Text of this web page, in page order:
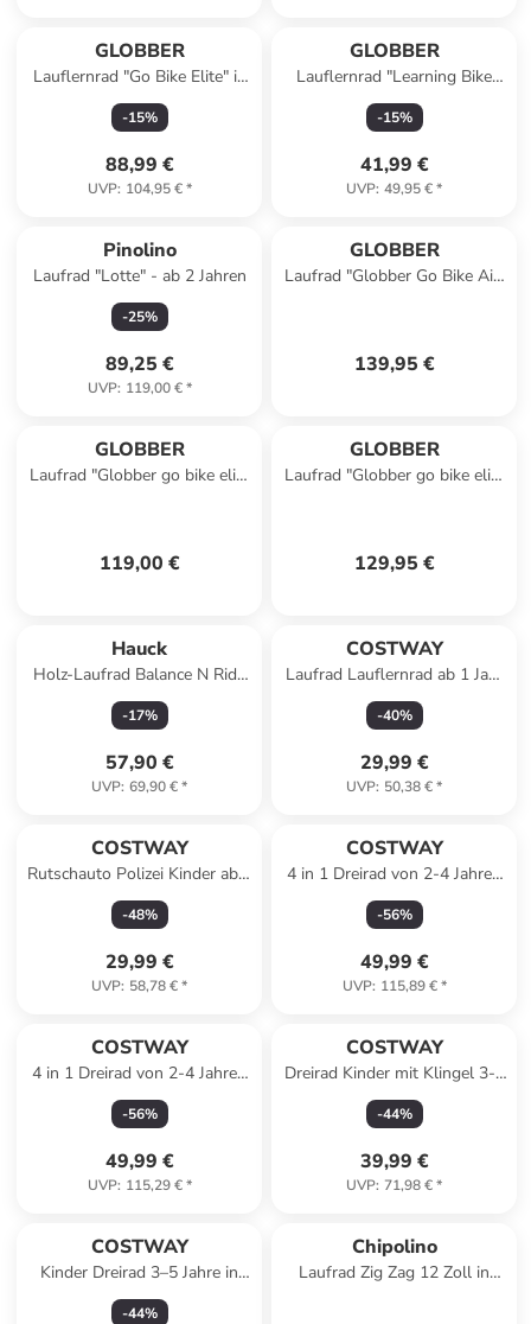
GLOBBER
Lauflernrad "Go Bike Elite" in
Türkis - ab 2 Jahren
-15%
88,99 €
UVP: 104,95 €*
GLOBBER
Lauflernrad "Learning Bike
Eco"
-15%
41,99 €
UVP: 49,95 €*
Pinolino
Laufrad "Lotte" - ab 2 Jahren
-25%
89,25 €
UVP: 119,00 €*
GLOBBER
Laufrad "Globber Go Bike Air"
139,95 €
GLOBBER
Laufrad "Globber go bike elite
119,00 €
GLOBBER
Laufrad "Globber go bike elite
129,95 €
Hauck
Holz-Laufrad Balance N Ride
in blau,schwarz,motiv
-17%
57,90 €
UVP: 69,90 €*
COSTWAY
Laufrad Lauflernrad ab 1 Jahr
in Rosa
-40%
29,99 €
UVP: 50,38 €*
COSTWAY
Rutschauto Polizei Kinder ab 1
Jahr in Rosa
-48%
29,99 €
UVP: 58,78 €*
COSTWAY
4 in 1 Dreirad von 2-4 Jahren
in Rosa
-56%
49,99 €
UVP: 115,89 €*
COSTWAY
4 in 1 Dreirad von 2-4 Jahren
in Blau
-56%
49,99 €
UVP: 115,29 €*
COSTWAY
Dreirad Kinder mit Klingel 3-5
Jahre in Grün
-44%
39,99 €
UVP: 71,98 €*
COSTWAY
Kinder Dreirad 3–5 Jahre in
Rot
-44%
Chipolino
Laufrad Zig Zag 12 Zoll in